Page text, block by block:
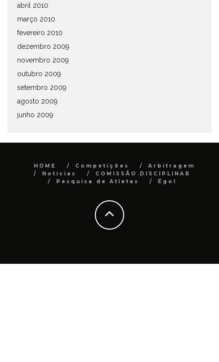
abril 2010
março 2010
fevereiro 2010
dezembro 2009
novembro 2009
outubro 2009
setembro 2009
agosto 2009
junho 2009
HOME Competições
Arbitragem
Notícias
COMISSÃO DISCIPLINAR
Pesquisa de Atletas
Égol